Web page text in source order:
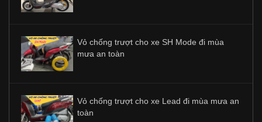
Vỏ chống trượt cho xe SH Mode đi mùa
mưa an toàn
Vỏ chống trượt cho xe Lead đi mùa mưa an
toàn